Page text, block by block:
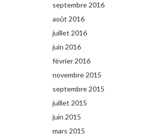
septembre 2016
août 2016
juillet 2016
juin 2016
février 2016
novembre 2015
septembre 2015
juillet 2015
juin 2015
mars 2015